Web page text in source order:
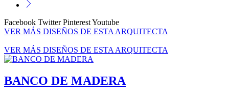
Facebook Twitter PinterestYoutube
VER MÁS DISEÑOS DE ESTA ARQUITECTA
VER MÁS DISEÑOS DE ESTA ARQUITECTA
BANCO DE MADERA